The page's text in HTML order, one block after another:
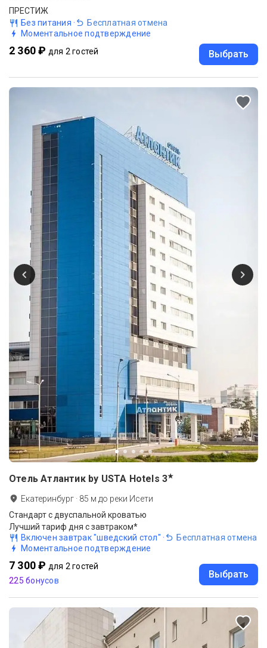
ПРЕСТИЖ
Без питания ·
Бесплатная отмена
Моментальное подтверждение
2 360 ₽ для 2 гостей Выбрать
Отель Атлантик by USTA Hotels 3★
Екатеринбург · 85 м до реки Исети
Стандарт с двуспальной кроватью
Лучший тариф дня с завтраком*
Включен завтрак "шведский стол" ·
Бесплатная отмена
Моментальное подтверждение
7 300 ₽ для 2 гостей
225 бонусов
Выбрать